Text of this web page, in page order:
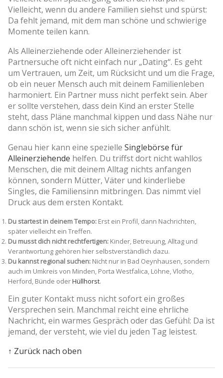
Vielleicht, wenn du andere Familien siehst und spürst:
Da fehlt jemand, mit dem man schöne und schwierige
Momente teilen kann.
Als Alleinerziehende oder Alleinerziehender ist
Partnersuche oft nicht einfach nur „Dating“. Es geht
um Vertrauen, um Zeit, um Rücksicht und um die Frage,
ob ein neuer Mensch auch mit deinem Familienleben
harmoniert. Ein Partner muss nicht perfekt sein. Aber
er sollte verstehen, dass dein Kind an erster Stelle
steht, dass Pläne manchmal kippen und dass Nähe nur
dann schön ist, wenn sie sich sicher anfühlt.
Genau hier kann eine spezielle Singlebörse für
Alleinerziehende helfen. Du triffst dort nicht wahllos
Menschen, die mit deinem Alltag nichts anfangen
können, sondern Mütter, Väter und kinderliebe
Singles, die Familiensinn mitbringen. Das nimmt viel
Druck aus dem ersten Kontakt.
Du startest in deinem Tempo: Erst ein Profil, dann Nachrichten,
später vielleicht ein Treffen.
Du musst dich nicht rechtfertigen: Kinder, Betreuung, Alltag und
Verantwortung gehören hier selbstverständlich dazu.
Du kannst regional suchen: Nicht nur in Bad Oeynhausen, sondern
auch im Umkreis von Minden, Porta Westfalica, Löhne, Vlotho,
Herford, Bünde oderHüllhorst.
Ein guter Kontakt muss nicht sofort ein großes
Versprechen sein. Manchmal reicht eine ehrliche
Nachricht, ein warmes Gespräch oder das Gefühl: Da ist
jemand, der versteht, wie viel du jeden Tag leistest.
↑ Zurück nach oben